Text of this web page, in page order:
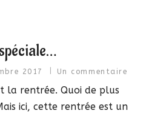
2017 Un commentaire
la rentrée. Quoi de plus
ici, cette rentrée est un